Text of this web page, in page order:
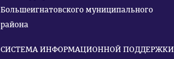
Большеигнатовского муниципального
района
СИСТЕМА ИНФОРМАЦИОННОЙ ПОДДЕРЖКИ